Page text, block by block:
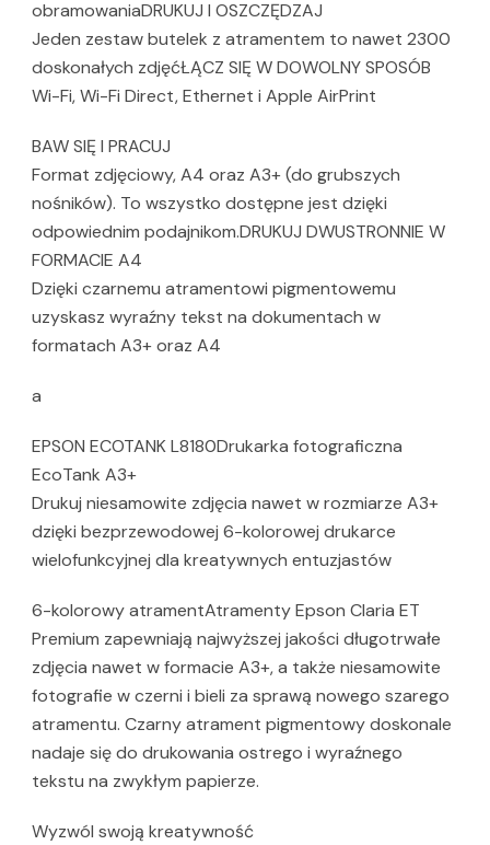
obramowaniaDRUKUJ I OSZCZĘDZAJ
Jeden zestaw butelek z atramentem to nawet 2300
doskonałych zdjęćŁĄCZ SIĘ W DOWOLNY SPOSÓB
Wi-Fi, Wi-Fi Direct, Ethernet i Apple AirPrint
BAW SIĘ I PRACUJ
Format zdjęciowy, A4 oraz A3+ (do grubszych
nośników). To wszystko dostępne jest dzięki
odpowiednim podajnikom.DRUKUJ DWUSTRONNIE W
FORMACIE A4
Dzięki czarnemu atramentowi pigmentowemu
uzyskasz wyraźny tekst na dokumentach w
formatach A3+ oraz A4
a
EPSON ECOTANK L8180Drukarka fotograficzna
EcoTank A3+
Drukuj niesamowite zdjęcia nawet w rozmiarze A3+
dzięki bezprzewodowej 6-kolorowej drukarce
wielofunkcyjnej dla kreatywnych entuzjastów
6-kolorowy atramentAtramenty Epson Claria ET
Premium zapewniają najwyższej jakości długotrwałe
zdjęcia nawet w formacie A3+, a także niesamowite
fotografie w czerni i bieli za sprawą nowego szarego
atramentu. Czarny atrament pigmentowy doskonale
nadaje się do drukowania ostrego i wyraźnego
tekstu na zwykłym papierze.
Wyzwól swoją kreatywność